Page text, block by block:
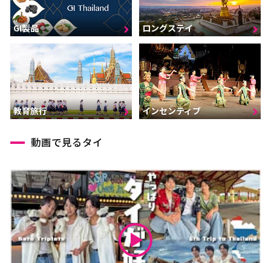
GI製品 ロングステイ
教育旅行 インセンティブ
動画で見るタイ